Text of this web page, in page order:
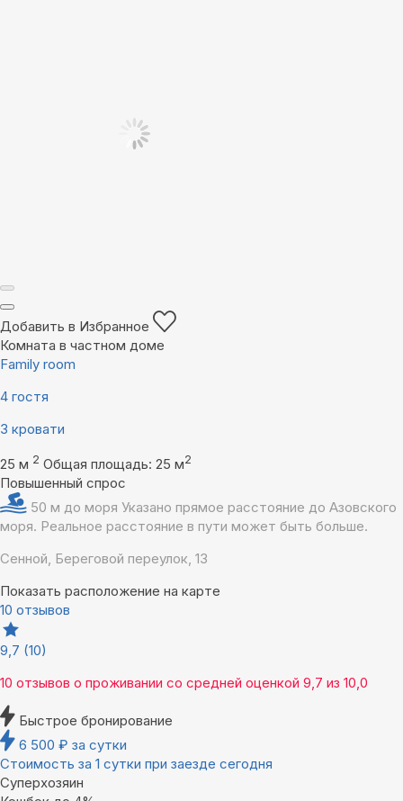
Добавить в Избранное
Комната в частном доме
Family room
4 гостя
3 кровати
25 м 2 Общая площадь: 25 м2
Повышенный спрос
50 м до моря Указано прямое расстояние до Азовского
моря. Реальное расстояние в пути может быть больше.
Сенной, Береговой переулок, 13
Показать расположение на карте
10 отзывов
9,7 (10)
10 отзывов о проживании со средней оценкой 9,7 из 10,0
Быстрое бронирование
6 500 ₽ за сутки
Стоимость за 1 сутки при заезде сегодня
Суперхозяин